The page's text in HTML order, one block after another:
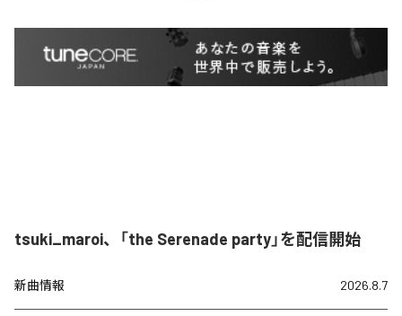
tsuki_maroi、「the Serenade party」を配信開始
新曲情報 2026.8.7